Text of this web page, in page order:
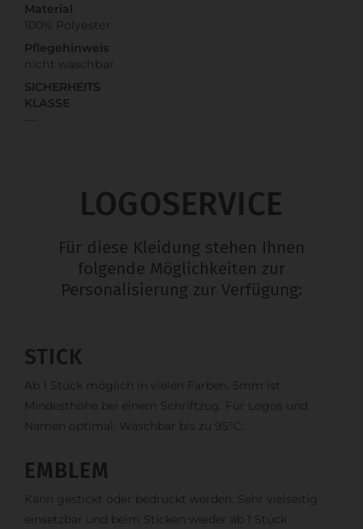
Material
100% Polyester
Pflegehinweis
nicht waschbar
SICHERHEITS
KLASSE
LOGOSERVICE
Für diese Kleidung stehen Ihnen
folgende Möglichkeiten zur
Personalisierung zur Verfügung:
STICK
Ab 1 Stück möglich in vielen Farben. 5mm ist
Mindesthöhe bei einem Schriftzug. Für Logos und
Namen optimal. Waschbar bis zu 95°C.
EMBLEM
Kann gestickt oder bedruckt werden. Sehr vielseitig
einsetzbar und beim Sticken wieder ab 1 Stück